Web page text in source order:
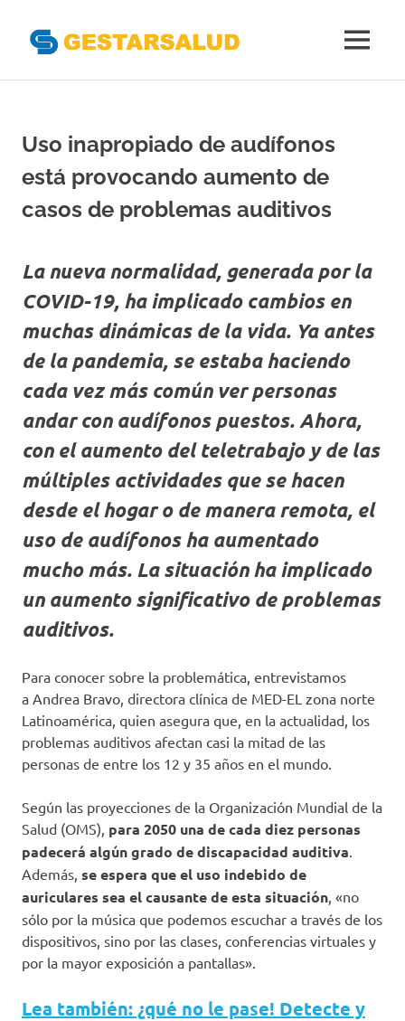
del
Aseguramiento
de
la
Salud
MENÚ
Uso inapropiado de audífonos
está provocando aumento de
casos de problemas auditivos
La nueva normalidad, generada por la
COVID-19, ha implicado cambios en
muchas dinámicas de la vida. Ya antes
de la pandemia, se estaba haciendo
cada vez más común ver personas
andar con audífonos puestos. Ahora,
con el aumento del teletrabajo y de las
múltiples actividades que se hacen
desde el hogar o de manera remota, el
uso de audífonos ha aumentado
mucho más. La situación ha implicado
un aumento significativo de problemas
auditivos.
Para conocer sobre la problemática, entrevistamos
a Andrea Bravo, directora clínica de MED-EL zona norte
Latinoamérica, quien asegura que, en la actualidad, los
problemas auditivos afectan casi la mitad de las
personas de entre los 12 y 35 años en el mundo.
Según las proyecciones de la Organización Mundial de la
Salud (OMS), para 2050 una de cada diez personas
padecerá algún grado de discapacidad auditiva.
Además, se espera que el uso indebido de
auriculares sea el causante de esta situación, «no
sólo por la música que podemos escuchar a través de los
dispositivos, sino por las clases, conferencias virtuales y
por la mayor exposición a pantallas».
Lea también: ¿qué no le pase! Detecte y